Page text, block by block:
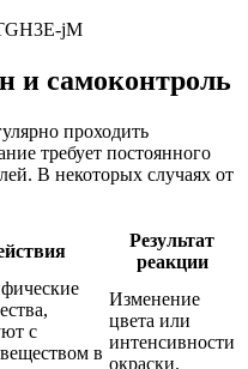
jM
и самоконтроль
проходить
требует постоянного
В некоторых случаях от
Результат
реакции
с
в
Изменение
цвета или
интенсивности
окраски.